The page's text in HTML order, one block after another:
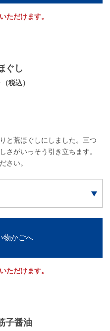
ただけます。
ぐし
税込）
と荒ほぐしにしました。三つ
さがいっそう引き立ちます。
さい。
物かごへ
ただけます。
子醤油